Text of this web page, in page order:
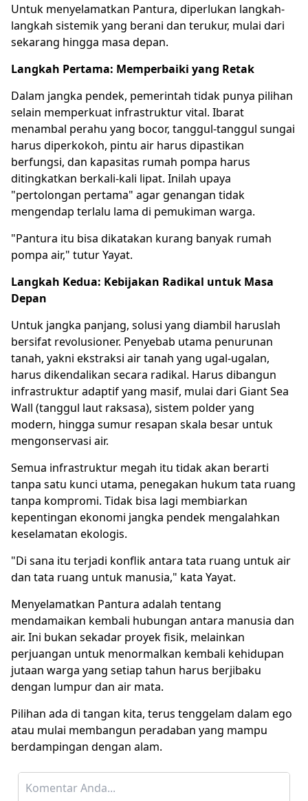
Untuk menyelamatkan Pantura, diperlukan langkah-
langkah sistemik yang berani dan terukur, mulai dari
sekarang hingga masa depan.
Langkah Pertama: Memperbaiki yang Retak
Dalam jangka pendek, pemerintah tidak punya pilihan
selain memperkuat infrastruktur vital. Ibarat
menambal perahu yang bocor, tanggul-tanggul sungai
harus diperkokoh, pintu air harus dipastikan
berfungsi, dan kapasitas rumah pompa harus
ditingkatkan berkali-kali lipat. Inilah upaya
"pertolongan pertama" agar genangan tidak
mengendap terlalu lama di pemukiman warga.
"Pantura itu bisa dikatakan kurang banyak rumah
pompa air," tutur Yayat.
Langkah Kedua: Kebijakan Radikal untuk Masa
Depan
Untuk jangka panjang, solusi yang diambil haruslah
bersifat revolusioner. Penyebab utama penurunan
tanah, yakni ekstraksi air tanah yang ugal-ugalan,
harus dikendalikan secara radikal. Harus dibangun
infrastruktur adaptif yang masif, mulai dari Giant Sea
Wall (tanggul laut raksasa), sistem polder yang
modern, hingga sumur resapan skala besar untuk
mengonservasi air.
Semua infrastruktur megah itu tidak akan berarti
tanpa satu kunci utama, penegakan hukum tata ruang
tanpa kompromi. Tidak bisa lagi membiarkan
kepentingan ekonomi jangka pendek mengalahkan
keselamatan ekologis.
"Di sana itu terjadi konflik antara tata ruang untuk air
dan tata ruang untuk manusia," kata Yayat.
Menyelamatkan Pantura adalah tentang
mendamaikan kembali hubungan antara manusia dan
air. Ini bukan sekadar proyek fisik, melainkan
perjuangan untuk menormalkan kembali kehidupan
jutaan warga yang setiap tahun harus berjibaku
dengan lumpur dan air mata.
Pilihan ada di tangan kita, terus tenggelam dalam ego
atau mulai membangun peradaban yang mampu
berdampingan dengan alam.